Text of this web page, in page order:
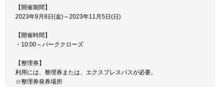
【開催期間】
2023年9月8日(金)～2023年11月5日(日)
【開催時間】
・10:00～パーククローズ
【整理券】
利用には、整理券または、エクスプレスパスが必要。
☆整理券発券場所